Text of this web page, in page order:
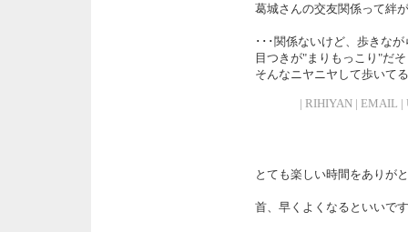
葛城さんの交友関係って絆
･･･関係ないけど、歩きな
目つきが"まりもっこり"だ
そんなニヤニヤして歩いて
| RIHIYAN | EMAIL |
とても楽しい時間をありが
首、早くよくなるといいで